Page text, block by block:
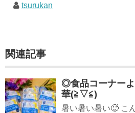
tsurukan
関連記事
◎食品コーナー
華(≧▽≦)
暑い暑い暑い🥵 こ